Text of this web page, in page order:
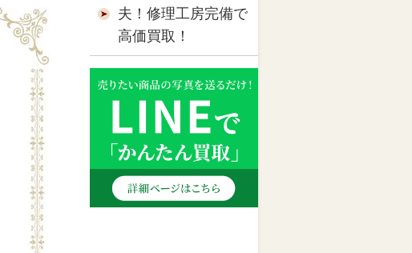
夫！修理工房完備で
高価買取！